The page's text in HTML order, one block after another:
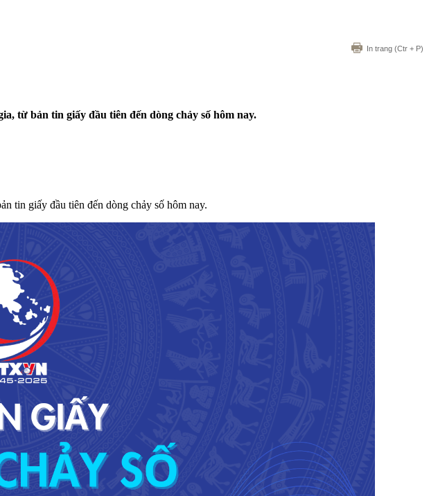
In trang (Ctr + P)
từ bản tin giấy đầu tiên đến dòng chảy số hôm nay.
tin giấy đầu tiên đến dòng chảy số hôm nay.